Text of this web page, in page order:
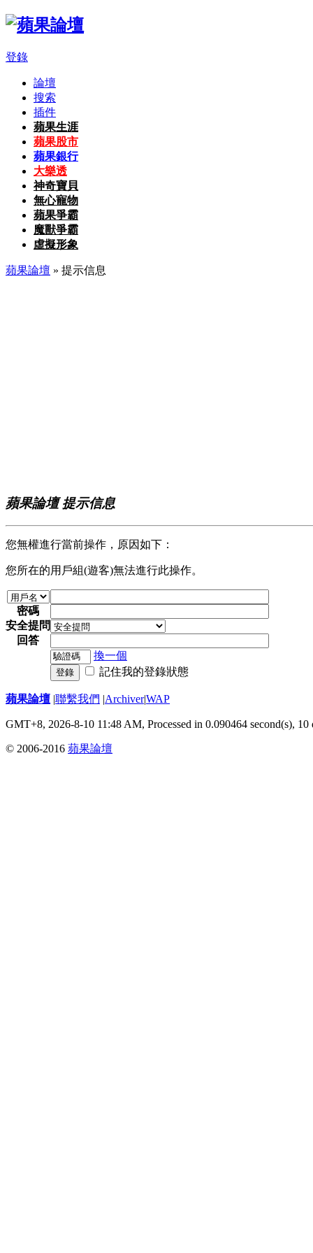
登錄
論壇
搜索
插件
蘋果生涯
蘋果股市
蘋果銀行
大樂透
神奇寶貝
無心寵物
蘋果爭霸
魔獸爭霸
虛擬形象
蘋果論壇 » 提示信息
蘋果論壇 提示信息
您無權進行當前操作，原因如下：
您所在的用戶組(遊客)無法進行此操作。
密碼
安全提問
回答
換一個
登錄 記住我的登錄狀態
蘋果論壇 |聯繫我們 |Archiver|WAP
GMT+8, 2026-8-10 11:48 AM, Processed in 0.090464 second(s),
© 2006-2016 蘋果論壇